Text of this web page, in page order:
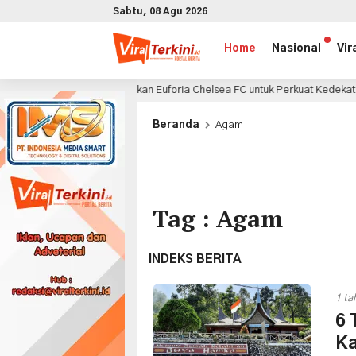
Sabtu, 08 Agu 2026
Home Nasional
Manfaatkan Euforia Chelsea FC untuk Perkuat Kedekatan dengan
Beranda Agam
Tag : Agam
INDEKS BERITA
1
6